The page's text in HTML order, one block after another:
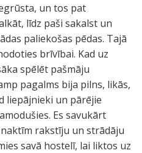
un tos pat
līdz paši sakalst un
paliekošas pēdas. Tajā
brīvībai. Kad uz
spēlēt pašmāju
pagalms bija pilns, likās,
liepājnieki un pārējie
Es savukārt
rakstīju un strādāju
savā hostelī, lai liktos uz